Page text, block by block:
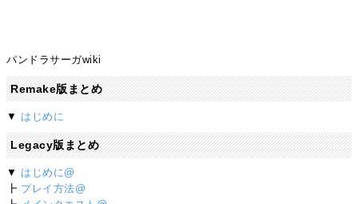
パンドラサーガwiki
Remake版まとめ
▼ はじめに
Legacy版まとめ
▼ はじめに@
┣ プレイ方法@